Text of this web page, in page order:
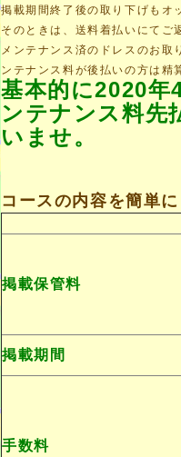
掲載期間終了後の取り下げもオ
そのときは、送料着払いにてご
メンテナンス済のドレスのお
ンテナンス料が後払いの方は精
基本的に2020年
ンテナンス料先
いませ。
コースの内容を簡単
掲載保管料
掲載期間
手数料